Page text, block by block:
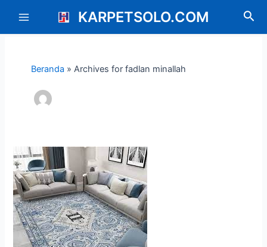
konten
Main
Menu
KARPETSOLO.COM Cari
Beranda » Archives for fadlan minallah
Mengapa
Karpet
Ruang
Tamu
Bisa
Mengubah
Suasana
pagination